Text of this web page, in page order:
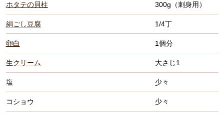
ホタテの貝柱 300g（刺身用）
絹ごし豆腐 1/4丁
卵白 1個分
生クリーム 大さじ1
塩 少々
コショウ 少々